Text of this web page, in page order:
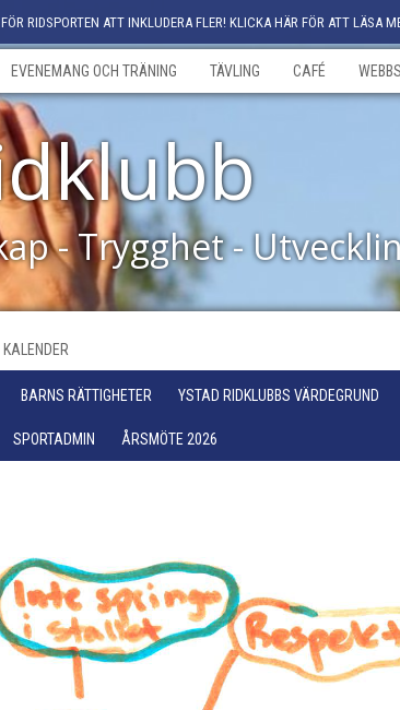
RIDSPORTEN ATT INKLUDERA FLER! KLICKA HÄR FÖR ATT LÄSA
EVENEMANG OCH TRÄNING TÄVLING CAFÉ
- Trygghet -
KALENDER
BARNS RÄTTIGHETER YSTAD RIDKLUBBS VÄRDEGRUND
SPORTADMIN ÅRSMÖTE 2026